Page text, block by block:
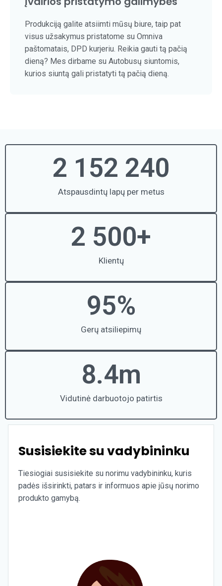
Produkciją galite atsiimti mūsų biure, taip pat
visus užsakymus pristatome su Omniva
paštomatais, DPD kurjeriu. Reikia gauti tą pačią
dieną? Mes dirbame su Autobusų siuntomis,
kurios siuntą gali pristatyti tą pačią dieną.
Atspausdintų lapų per metus
2 152 240
Klientų
2 500+
Gerų atsiliepimų
95%
Vidutinė darbuotojo patirtis
8.4m
Susisiekite su vadybininku
Tiesiogiai susisiekite su norimu vadybininku, kuris
padės išsirinkti, patars ir informuos apie jūsų norimo
produkto gamybą.